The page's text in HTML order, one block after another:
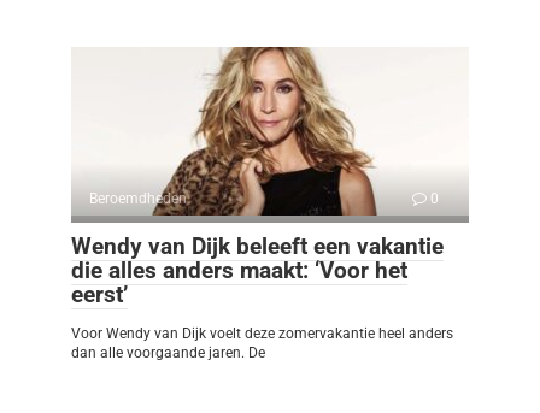
Beroemdheden 0
Wendy van Dijk beleeft een vakantie
die alles anders maakt: ‘Voor het
eerst’
Voor Wendy van Dijk voelt deze zomervakantie heel anders
dan alle voorgaande jaren. De